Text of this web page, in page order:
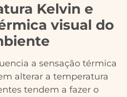
Kelvin e
visual do
a sensação térmica
alterar a temperatura
tendem a fazer o